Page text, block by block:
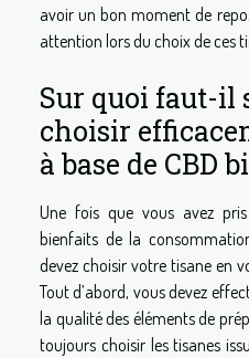
avoir un bon moment de
attention lors du choix de ces
Sur quoi faut-il
choisir
à base de CBD
Une fois que vous avez
bienfaits de la
devez choisir votre tisane en
Tout d’abord, vous devez
la qualité des éléments de
toujours choisir les tisanes